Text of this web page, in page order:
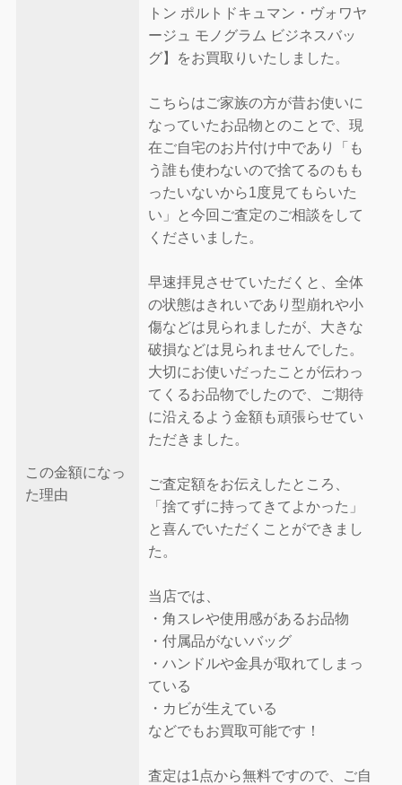
この金額になっ
た理由
トン ポルトドキュマン・ヴォワヤ
ージュ モノグラム ビジネスバッ
グ】をお買取りいたしました。
こちらはご家族の方が昔お使いに
なっていたお品物とのことで、現
在ご自宅のお片付け中であり「も
う誰も使わないので捨てるのもも
ったいないから1度見てもらいた
い」と今回ご査定のご相談をして
くださいました。
早速拝見させていただくと、全体
の状態はきれいであり型崩れや小
傷などは見られましたが、大きな
破損などは見られませんでした。
大切にお使いだったことが伝わっ
てくるお品物でしたので、ご期待
に沿えるよう金額も頑張らせてい
ただきました。
ご査定額をお伝えしたところ、
「捨てずに持ってきてよかった」
と喜んでいただくことができまし
た。
当店では、
・角スレや使用感があるお品物
・付属品がないバッグ
・ハンドルや金具が取れてしまっ
ている
・カビが生えている
などでもお買取可能です！
査定は1点から無料ですので、ご自